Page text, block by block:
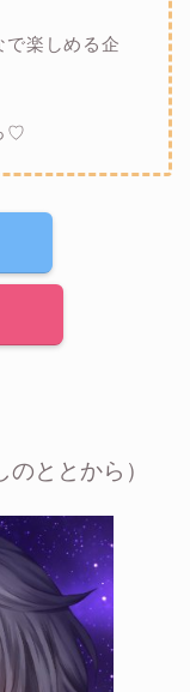
で楽しめる企
♡
ととから）